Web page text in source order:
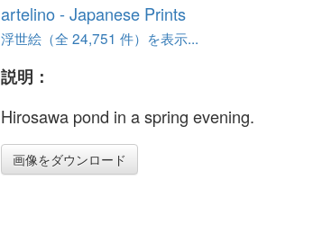
artelino - Japanese Prints
浮世絵（全 24,751 件）を表示...
説明：
Hirosawa pond in a spring evening.
画像をダウンロード